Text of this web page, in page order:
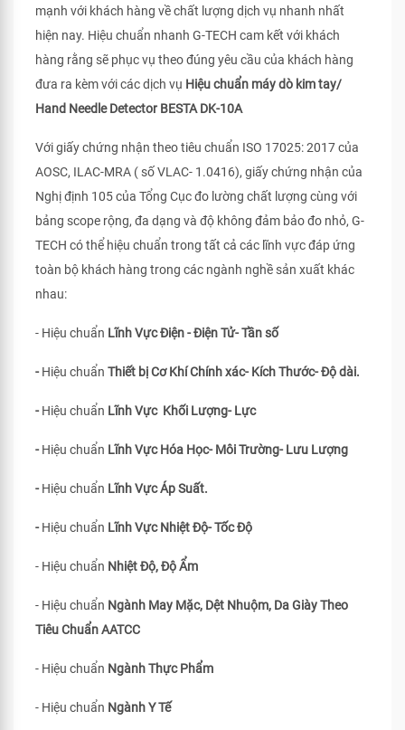
mạnh với khách hàng về chất lượng dịch vụ nhanh nhất
hiện nay. Hiệu chuẩn nhanh G-TECH cam kết với khách
hàng rằng sẽ phục vụ theo đúng yêu cầu của khách hàng
đưa ra kèm với các dịch vụ Hiệu chuẩn máy dò kim tay/
Hand Needle Detector BESTA DK-10A
Với giấy chứng nhận theo tiêu chuẩn ISO 17025: 2017 của
AOSC, ILAC-MRA ( số VLAC- 1.0416), giấy chứng nhận của
Nghị định 105 của Tổng Cục đo lường chất lượng cùng với
bảng scope rộng, đa dạng và độ không đảm bảo đo nhỏ, G-
TECH có thể hiệu chuẩn trong tất cả các lĩnh vực đáp ứng
toàn bộ khách hàng trong các ngành nghề sản xuất khác
nhau:
- Hiệu chuẩn Lĩnh Vực Điện - Điện Tử- Tần số
-Hiệu chuẩn Thiết bị Cơ Khí Chính xác- Kích Thước- Độ dài.
-Hiệu chuẩn Lĩnh Vực Khối Lượng- Lực
-Hiệu chuẩn Lĩnh Vực Hóa Học- Môi Trường- Lưu Lượng
-Hiệu chuẩn Lĩnh Vực Áp Suất.
-Hiệu chuẩn Lĩnh Vực Nhiệt Độ- Tốc Độ
- Hiệu chuẩn Nhiệt Độ, Độ Ẩm
- Hiệu chuẩn Ngành May Mặc, Dệt Nhuộm, Da Giày Theo
Tiêu ChuẩnAATCC
- Hiệu chuẩn Ngành Thực Phẩm
- Hiệu chuẩn Ngành Y Tế